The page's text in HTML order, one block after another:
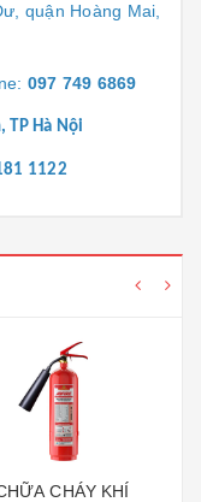
quận Hoàng Mai,
097 749 6869
TP Hà Nội
1122
CHÁY KHÍ